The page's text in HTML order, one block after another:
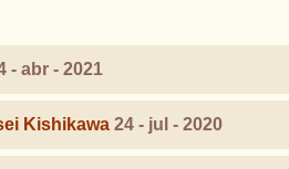
- abr - 2021
Kishikawa 24 - jul - 2020